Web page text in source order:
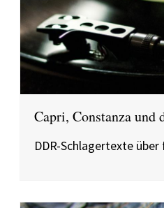
Capri, Constanza und
DDR-Schlagertexte